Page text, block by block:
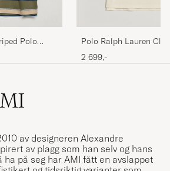
Polo
Polo Ralph Lauren
Team Polo Guide
2 699,-
av designeren Alexandre
av plagg som han selv og hans
ha på seg har AMI fått en avslappet